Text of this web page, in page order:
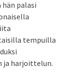
hän palasi
tempuilla
ja harjoittelun.